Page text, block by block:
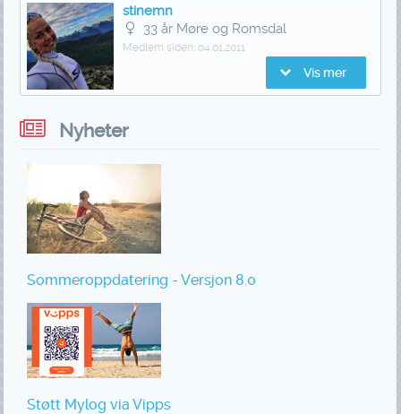
stinemn
33 år Møre og Romsdal
Medlem siden: 04.01.2011
Vis mer
Nyheter
Sommeroppdatering - Versjon 8.0
Støtt Mylog via Vipps